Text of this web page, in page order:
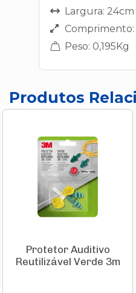
Largura: 24cm
Comprimento:
Peso: 0,195Kg
Produtos
Protetor Auditivo
Reutilizável Verde 3m